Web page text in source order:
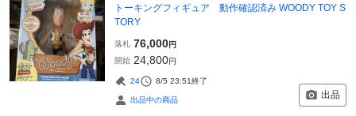
トーキングフィギュア 動作確認済み WOODY TOY S
TORY
落札 76,000円
開始 24,800円
24 8/5 23:51終了
出品中の商品 出品